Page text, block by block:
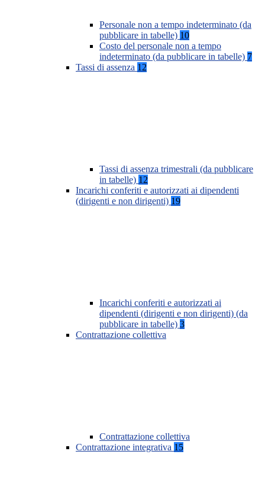
Personale non a tempo indeterminato (da
pubblicare in tabelle) 10
Costo del personale non a tempo
indeterminato (da pubblicare in tabelle) 7
Tassi di assenza 12
Tassi di assenza trimestrali (da pubblicare
in tabelle) 12
Incarichi conferiti e autorizzati ai dipendenti
(dirigenti e non dirigenti) 19
Incarichi conferiti e autorizzati ai
dipendenti (dirigenti e non dirigenti) (da
pubblicare in tabelle) 3
Contrattazione collettiva
Contrattazione collettiva
Contrattazione integrativa 15